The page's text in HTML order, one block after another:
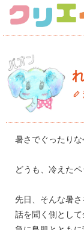
暑さでぐったりな
どうも、冷えた
先日、そんな暑さ
話を聞く側とし